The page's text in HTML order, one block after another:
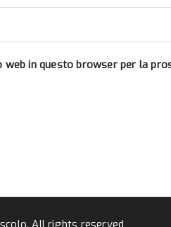
web in questo browser per la